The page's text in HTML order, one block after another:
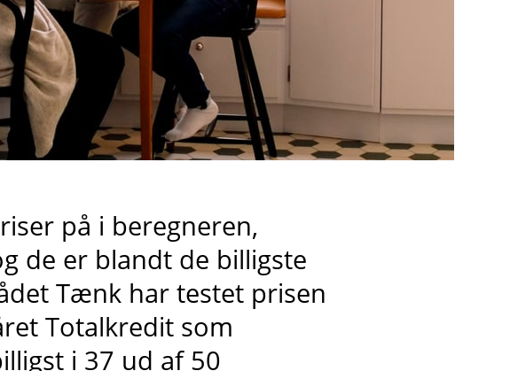
på i beregneren,
de er blandt de billigste
Tænk har testet prisen
Totalkredit som
i 37 ud af 50